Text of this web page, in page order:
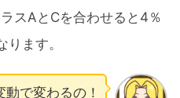
スAとCを合わせると4％
ます。
で変わるの！